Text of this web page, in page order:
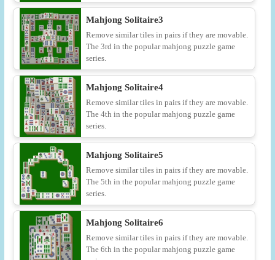
Mahjong Solitaire3
Remove similar tiles in pairs if they are movable.
The 3rd in the popular mahjong puzzle game
series.
Mahjong Solitaire4
Remove similar tiles in pairs if they are movable.
The 4th in the popular mahjong puzzle game
series.
Mahjong Solitaire5
Remove similar tiles in pairs if they are movable.
The 5th in the popular mahjong puzzle game
series.
Mahjong Solitaire6
Remove similar tiles in pairs if they are movable.
The 6th in the popular mahjong puzzle game